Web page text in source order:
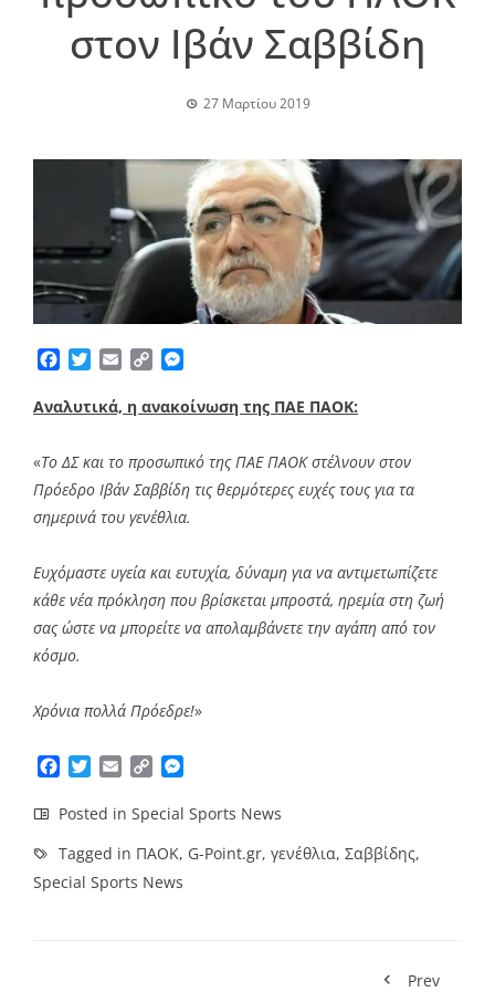
στον Ιβάν Σαββίδη
27 Μαρτίου 2019
Facebook
TwitterEmailCopy
Αναλυτικά, η ανακοίνωση της ΠΑΕ ΠΑΟΚ:
«Το ΔΣ και το προσωπικό της ΠΑΕ ΠΑΟΚ στέλνουν στον
Πρόεδρο Ιβάν Σαββίδη τις θερμότερες ευχές τους για τα
σημερινά του γενέθλια.
Ευχόμαστε υγεία και ευτυχία, δύναμη για να αντιμετωπίζετε
κάθε νέα πρόκληση που βρίσκεται μπροστά, ηρεμία στη ζωή
σας ώστε να μπορείτε να απολαμβάνετε την αγάπη από τον
κόσμο.
Χρόνια πολλά Πρόεδρε!»
Facebook
TwitterEmailCopy
Posted in Special Sports News
Tagged in ΠΑΟΚ, G-Point.gr, γενέθλια, Σαββίδης,
Special Sports News
Prev